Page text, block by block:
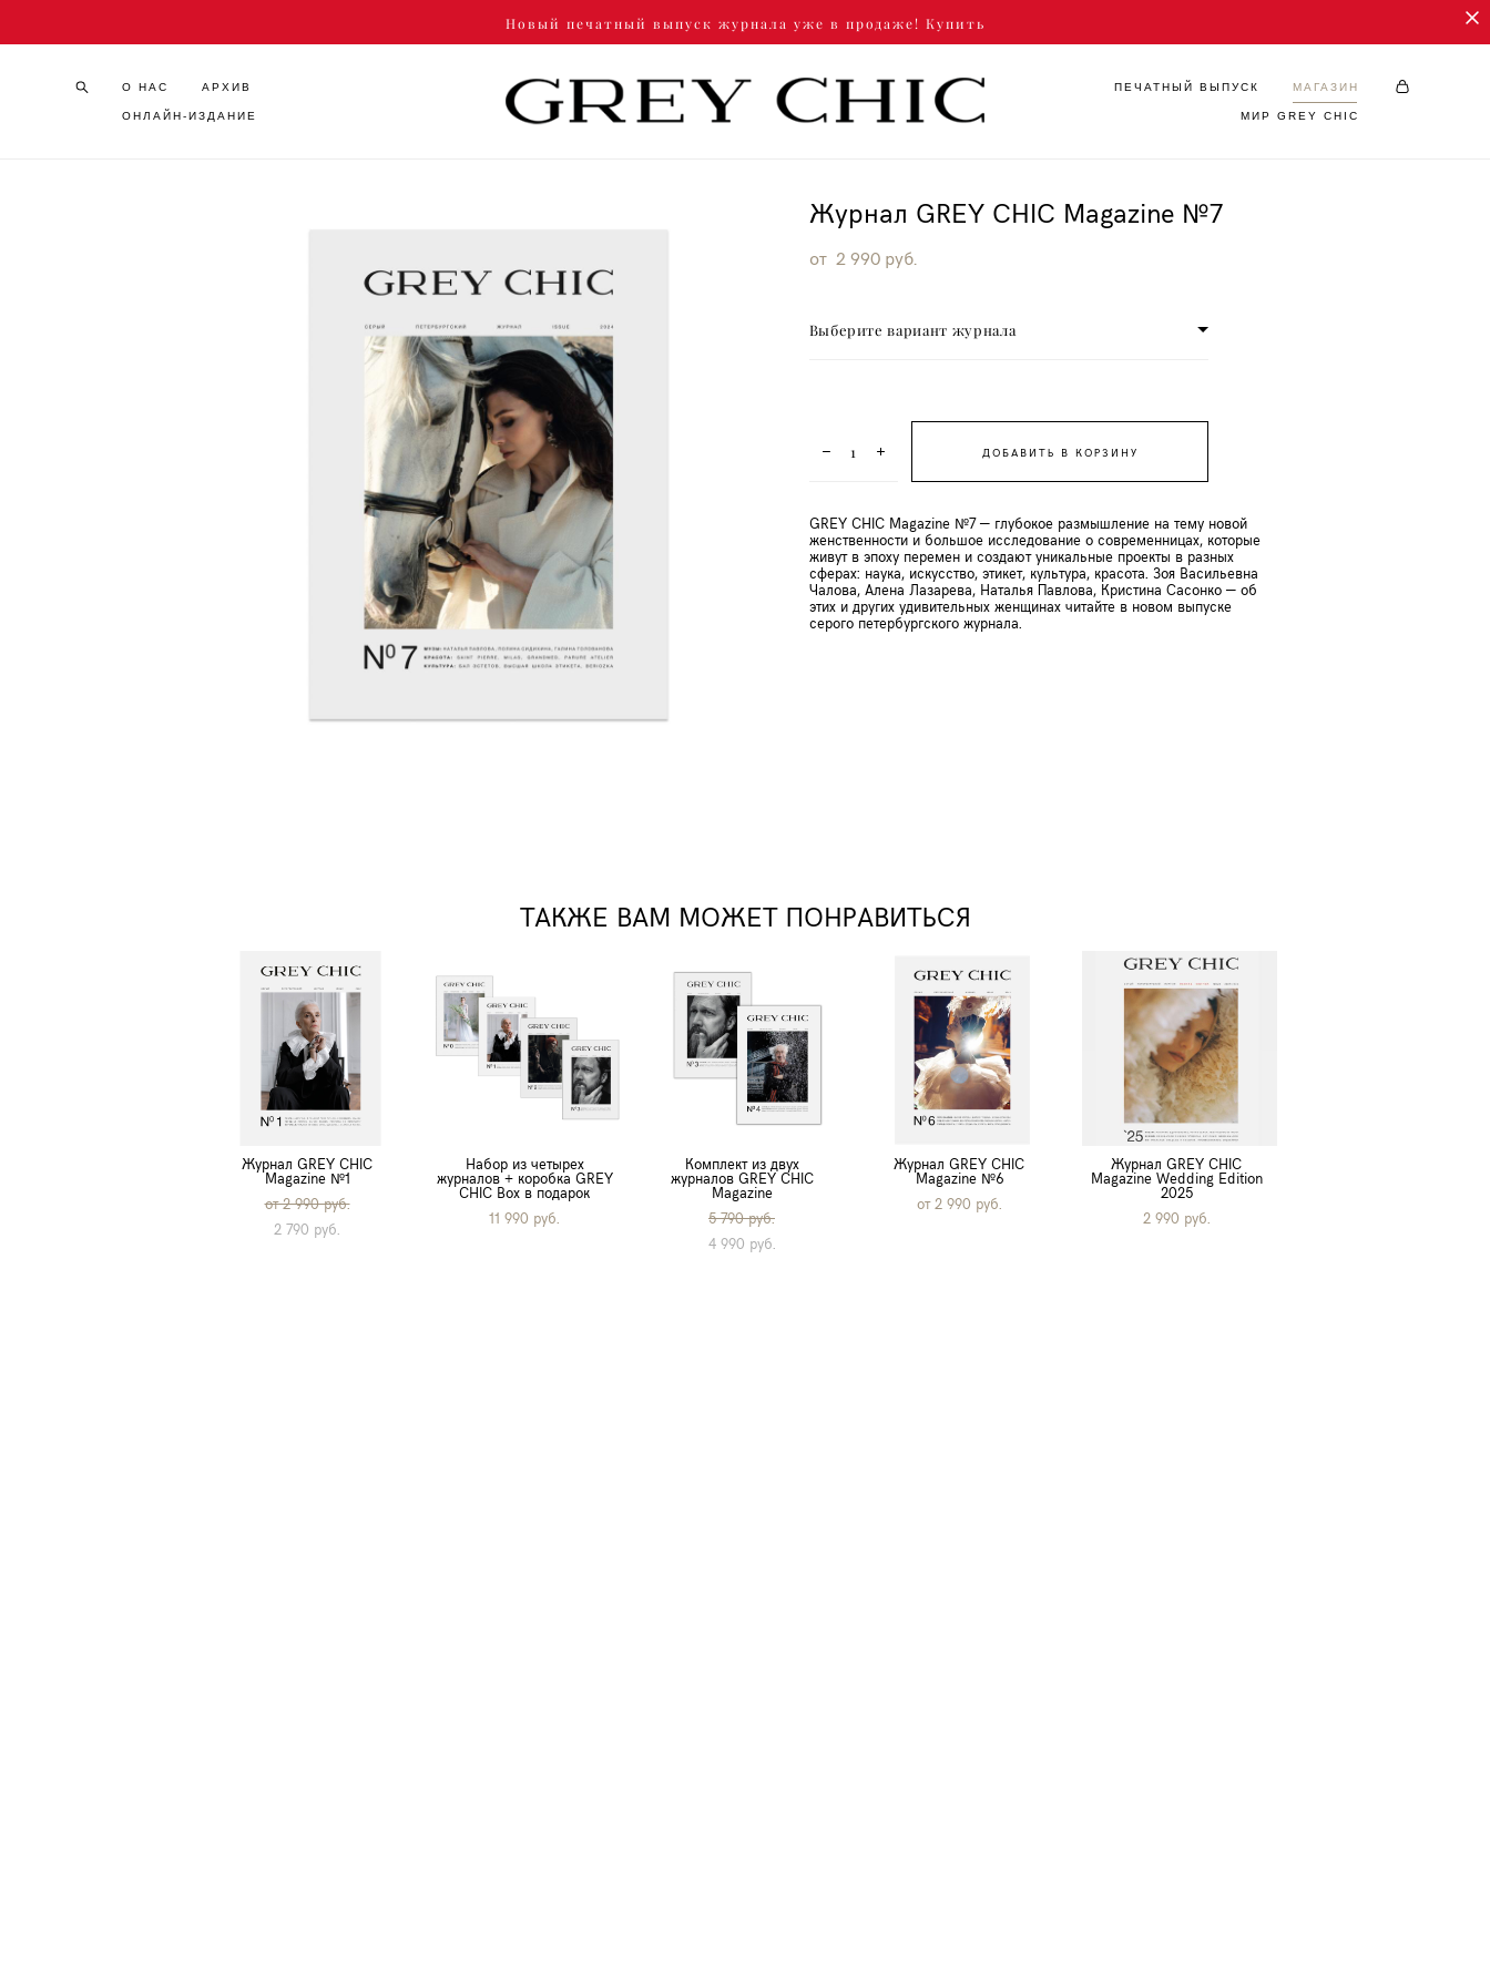
Новый печатный выпуск журнала уже в продаже! Купить
О НАС АРХИВ
ОНЛАЙН-ИЗДАНИЕ
ПЕЧАТНЫЙ ВЫПУСК МАГАЗИН
МИР GREY CHIC
О НАС АРХИВ ПЕЧАТНЫЙ ВЫПУСК МАГАЗИН
Журнал GREY CHIC Magazine №7
от 2 990 pуб.
Выберите вариант журнала
ДОБАВИТЬ В КОРЗИНУ
GREY CHIC Magazine №7 — глубокое размышление на тему новой
женственности и большое исследование о современницах, которые
живут в эпоху перемен и создают уникальные проекты в разных
сферах: наука, искусство, этикет, культура, красота. Зоя Васильевна
Чалова, Алена Лазарева, Наталья Павлова, Кристина Сасонко — об
этих и других удивительных женщинах читайте в новом выпуске
серого петербургского журнала.
ТАКЖЕ ВАМ МОЖЕТ ПОНРАВИТЬСЯ
Журнал GREY CHIC
Magazine №1
от 2 990 pуб.
2 790 pуб.
Набор из четырех
журналов + коробка GREY
CHIC Box в подарок
11 990 pуб.
Комплект из двух
журналов GREY CHIC
Magazine
5 790 pуб.
4 990 pуб.
Журнал GREY CHIC
Magazine №6
от 2 990 pуб.
Журнал GREY CHIC
Magazine Wedding Edition
2025
2 990 pуб.